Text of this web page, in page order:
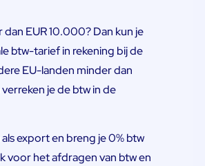
EUR 10.000? Dan kun je
btw-tarief in rekening bij de
EU-landen minder dan
je de btw in de
export en breng je 0% btw
voor het afdragen van btw en